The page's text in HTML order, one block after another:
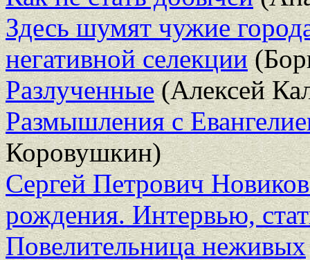
Здесь шумят чужие
негативной селекции
Разлученные(Алексей
Размышления с
Коровушкин)
Сергей Петрович
рождения. Интервью,
Повелительница неживых